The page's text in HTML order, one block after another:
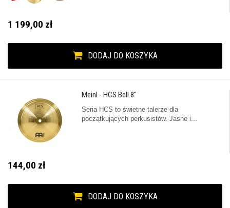
1 199,00 zł
DODAJ DO KOSZYKA
Meinl - HCS Bell 8"
Seria HCS to świetne talerze dla
początkujących perkusistów. Jasne i...
144,00 zł
DODAJ DO KOSZYKA